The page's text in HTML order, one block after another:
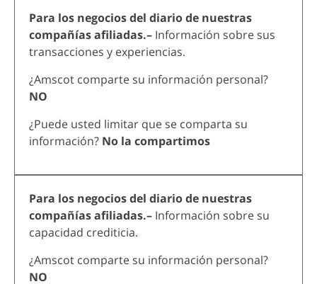
Para los negocios del diario de nuestras
compañías afiliadas.– Información sobre sus
transacciones y experiencias.
¿Amscot comparte su información personal?
NO
¿Puede usted limitar que se comparta su
información? No la compartimos
Para los negocios del diario de nuestras
compañías afiliadas.– Información sobre su
capacidad crediticia.
¿Amscot comparte su información personal?
NO